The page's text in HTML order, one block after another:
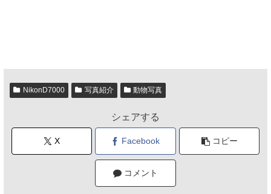
NikonD7000 写真紹介 動物写真
シェアする
X Facebook コピー
コメント